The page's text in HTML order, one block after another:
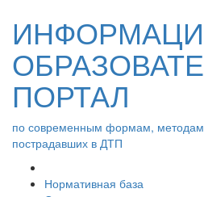
ПОРТАЛ
по современным формам,
пострадавших в ДТП
Нормативная база